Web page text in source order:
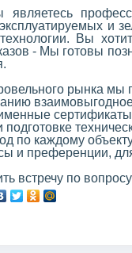
и
Вы
- Мы готовы
рынка мы
по каждому
и преференции,
встречу по